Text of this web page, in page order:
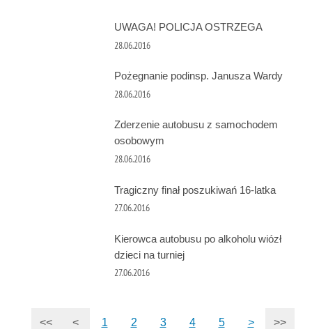
UWAGA! POLICJA OSTRZEGA
28.06.2016
Pożegnanie podinsp. Janusza Wardy
28.06.2016
Zderzenie autobusu z samochodem
osobowym
28.06.2016
Tragiczny finał poszukiwań 16-latka
27.06.2016
Kierowca autobusu po alkoholu wiózł
dzieci na turniej
27.06.2016
<< < 1 2 3 4 5 > >>